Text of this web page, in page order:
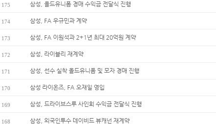
175 삼성, 올드유니폼 경매 수익금 전달식 진행
174 삼성, FA 우규민과 계약
173 삼성, FA 이원석과 2+1년 최대 20억원 계약
172 삼성, 라이블리 재계약
171 삼성, 선수 실착 올드유니폼 및 모자 경매 진행
170 삼성 라이온즈, FA 오재일 영입
169 삼성, 드라이브스루 사인회 수익금 전달식 진행
168 삼성, 외국인투수 데이비드 뷰캐넌 재계약